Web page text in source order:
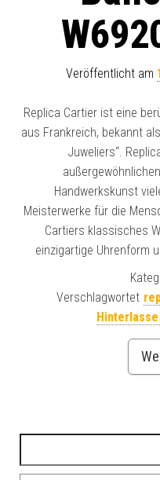
Veröffentlicht am
Replica Cartier ist eine
aus Frankreich, bekannt
Juweliers“.
Handwerkskunst
Meisterwerke für die
Cartiers klassisches
einzigartige Uhrenform
Verschlagwortet